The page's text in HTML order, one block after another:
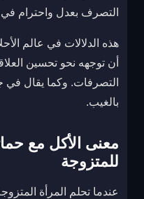
التصرف بعدل واحترام في
هذه الدلالات في عالم
أن توجهه نحو تحسين
التصرفات. وكما يقال في
بالغيب.
معنى الأكل مع
للمتزوجة
عندما تحلم المرأة